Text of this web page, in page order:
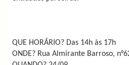
QUE HORÁRIO? Das 14h às 17h
ONDE? Rua Almirante Barroso,